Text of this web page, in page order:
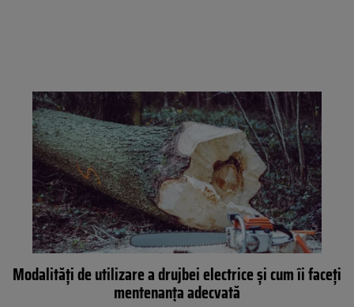
Modalități de utilizare a drujbei electrice și cum îi faceți
mentenanța adecvată